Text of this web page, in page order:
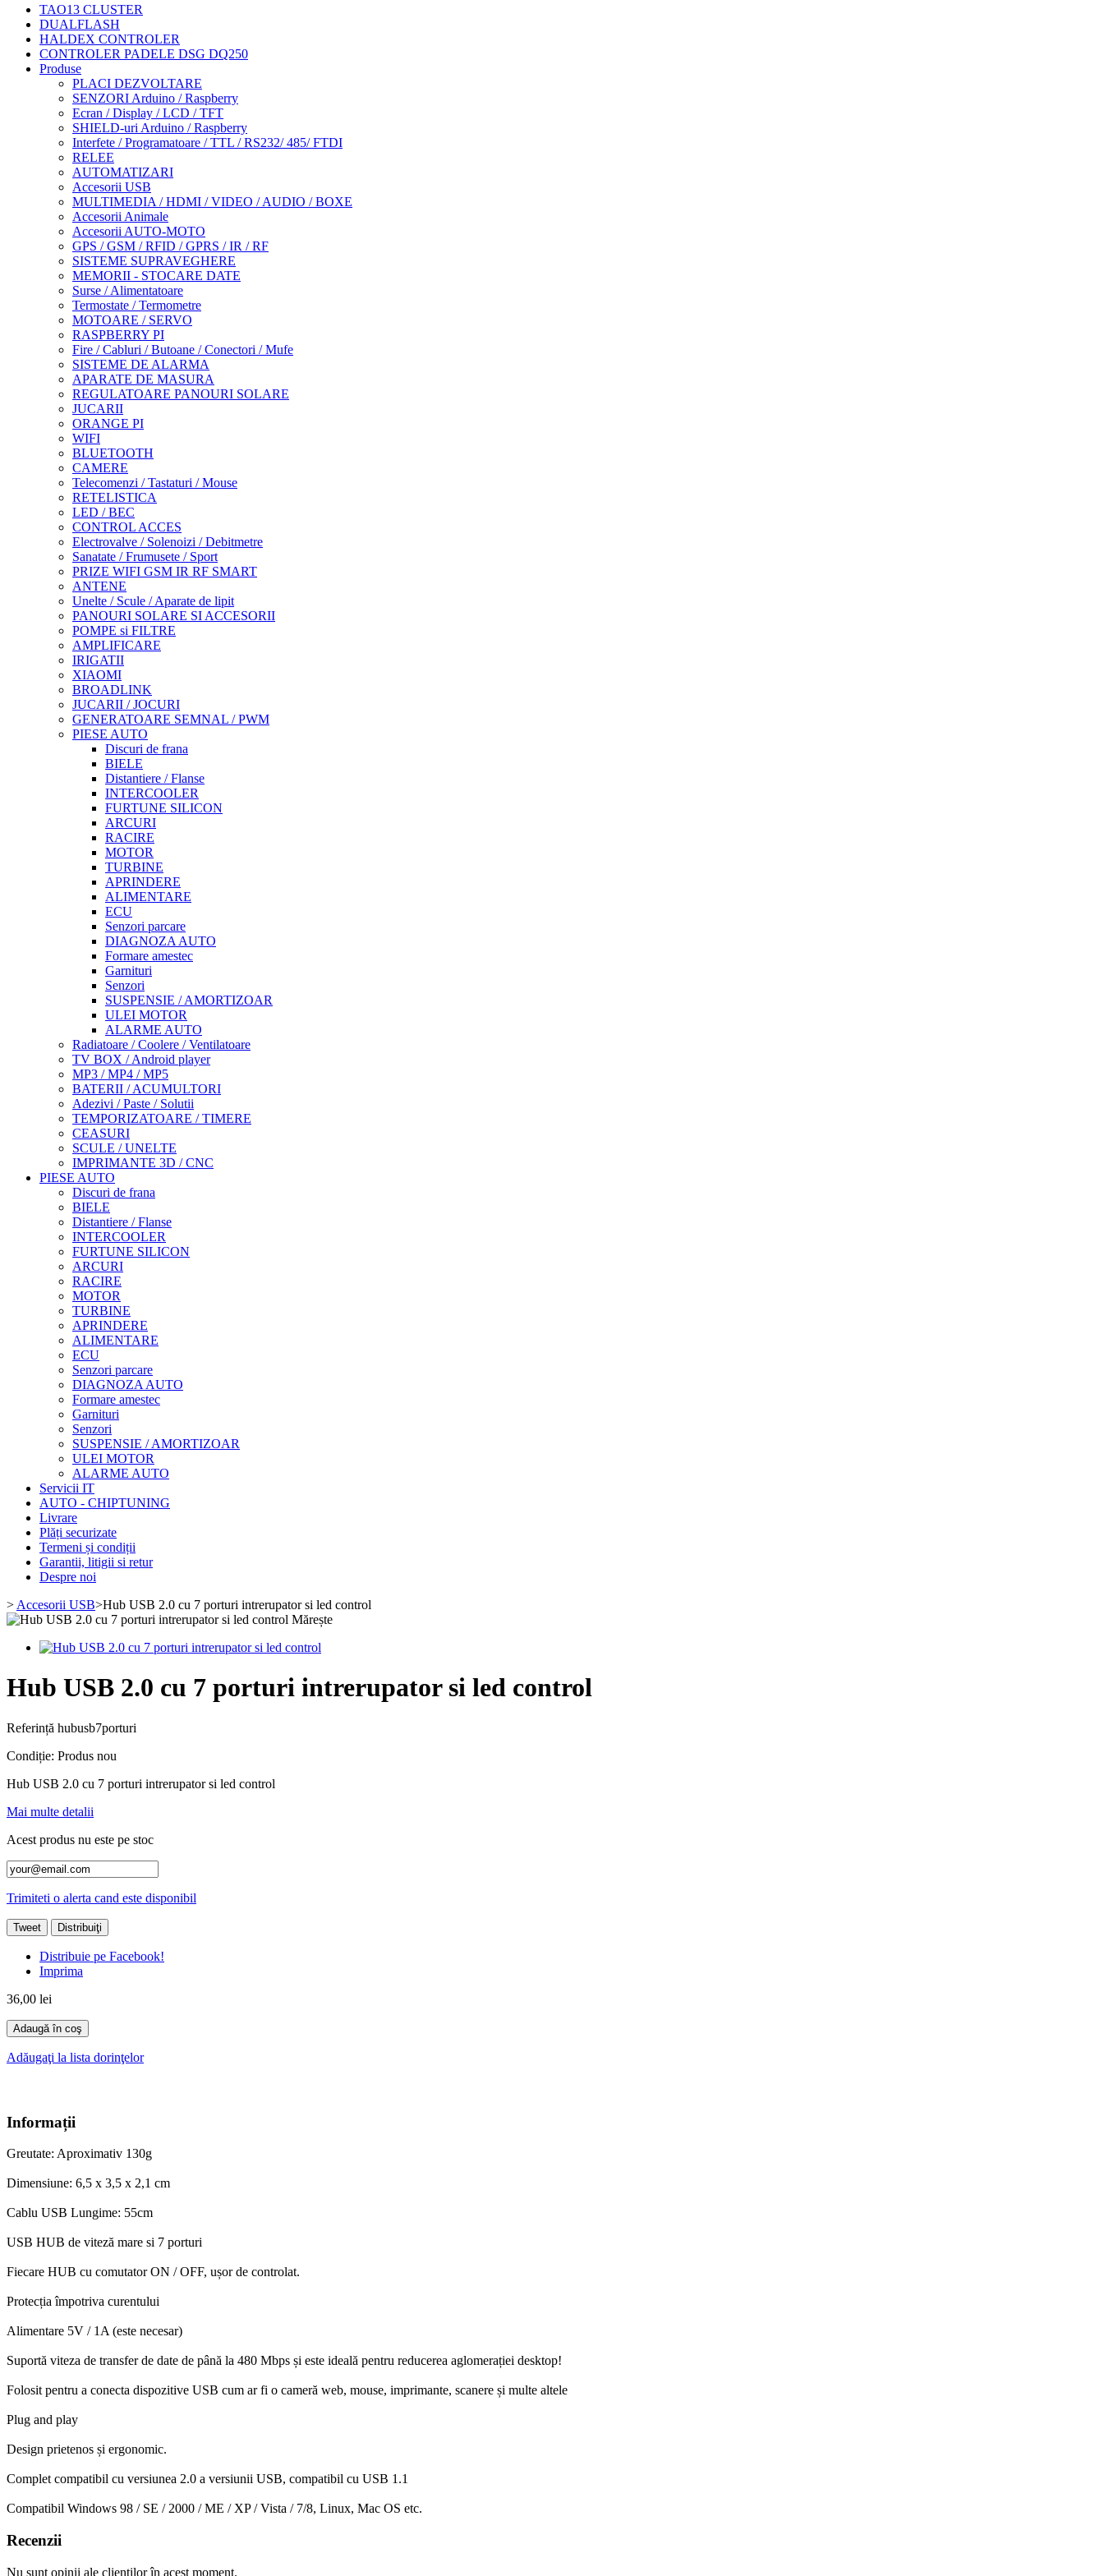
TAO13 CLUSTER
DUALFLASH
HALDEX CONTROLER
CONTROLER PADELE DSG DQ250
Produse
PLACI DEZVOLTARE
SENZORI Arduino / Raspberry
Ecran / Display / LCD / TFT
SHIELD-uri Arduino / Raspberry
Interfete / Programatoare / TTL / RS232/ 485/ FTDI
RELEE
AUTOMATIZARI
Accesorii USB
MULTIMEDIA / HDMI / VIDEO / AUDIO / BOXE
Accesorii Animale
Accesorii AUTO-MOTO
GPS / GSM / RFID / GPRS / IR / RF
SISTEME SUPRAVEGHERE
MEMORII - STOCARE DATE
Surse / Alimentatoare
Termostate / Termometre
MOTOARE / SERVO
RASPBERRY PI
Fire / Cabluri / Butoane / Conectori / Mufe
SISTEME DE ALARMA
APARATE DE MASURA
REGULATOARE PANOURI SOLARE
JUCARII
ORANGE PI
WIFI
BLUETOOTH
CAMERE
Telecomenzi / Tastaturi / Mouse
RETELISTICA
LED / BEC
CONTROL ACCES
Electrovalve / Solenoizi / Debitmetre
Sanatate / Frumusete / Sport
PRIZE WIFI GSM IR RF SMART
ANTENE
Unelte / Scule / Aparate de lipit
PANOURI SOLARE SI ACCESORII
POMPE si FILTRE
AMPLIFICARE
IRIGATII
XIAOMI
BROADLINK
JUCARII / JOCURI
GENERATOARE SEMNAL / PWM
PIESE AUTO
Discuri de frana
BIELE
Distantiere / Flanse
INTERCOOLER
FURTUNE SILICON
ARCURI
RACIRE
MOTOR
TURBINE
APRINDERE
ALIMENTARE
ECU
Senzori parcare
DIAGNOZA AUTO
Formare amestec
Garnituri
Senzori
SUSPENSIE / AMORTIZOAR
ULEI MOTOR
ALARME AUTO
Radiatoare / Coolere / Ventilatoare
TV BOX / Android player
MP3 / MP4 / MP5
BATERII / ACUMULTORI
Adezivi / Paste / Solutii
TEMPORIZATOARE / TIMERE
CEASURI
SCULE / UNELTE
IMPRIMANTE 3D / CNC
PIESE AUTO
Discuri de frana
BIELE
Distantiere / Flanse
INTERCOOLER
FURTUNE SILICON
ARCURI
RACIRE
MOTOR
TURBINE
APRINDERE
ALIMENTARE
ECU
Senzori parcare
DIAGNOZA AUTO
Formare amestec
Garnituri
Senzori
SUSPENSIE / AMORTIZOAR
ULEI MOTOR
ALARME AUTO
Servicii IT
AUTO - CHIPTUNING
Livrare
Plăți securizate
Termeni și condiții
Garantii, litigii si retur
Despre noi
> Accesorii USB>Hub USB 2.0 cu 7 porturi intrerupator si led control
Mărește
Hub USB 2.0 cu 7 porturi intrerupator si led control
Referință hubusb7porturi
Condiție: Produs nou
Hub USB 2.0 cu 7 porturi intrerupator si led control
Mai multe detalii
Acest produs nu este pe stoc
Trimiteti o alerta cand este disponibil
Tweet Distribuiţi
Distribuie pe Facebook!
Imprima
36,00 lei
Adaugă în coş
Adăugaţi la lista dorinţelor
Informații
Greutate: Aproximativ 130g
Dimensiune: 6,5 x 3,5 x 2,1 cm
Cablu USB Lungime: 55cm
USB HUB de viteză mare si 7 porturi
Fiecare HUB cu comutator ON / OFF, ușor de controlat.
Protecția împotriva curentului
Alimentare 5V / 1A (este necesar)
Suportă viteza de transfer de date de până la 480 Mbps și este ideală pentru reducerea aglomerației desktop!
Folosit pentru a conecta dispozitive USB cum ar fi o cameră web, mouse, imprimante, scanere și multe altele
Plug and play
Design prietenos și ergonomic.
Complet compatibil cu versiunea 2.0 a versiunii USB, compatibil cu USB 1.1
Compatibil Windows 98 / SE / 2000 / ME / XP / Vista / 7/8, Linux, Mac OS etc.
Recenzii
Nu sunt opinii ale clienților în acest moment.